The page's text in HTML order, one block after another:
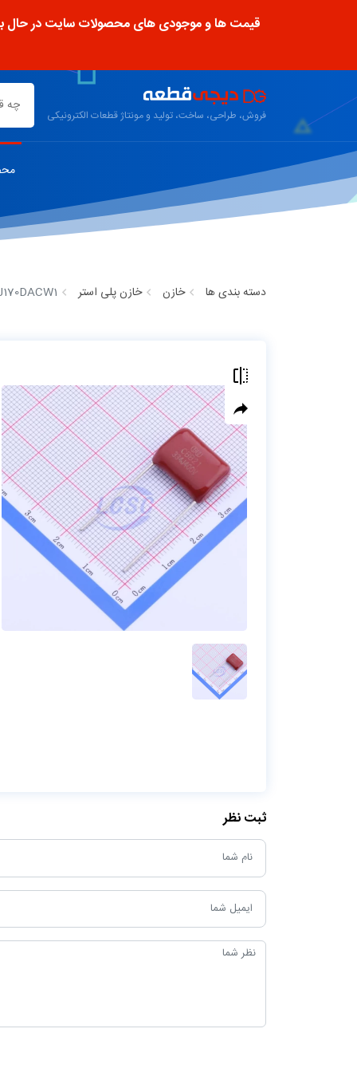
قیمت ها و موجودی های محصولات سایت در حال به
فروش، طراحی، ساخت، تولید و مونتاژ قطعات الکترونیکی
دسته بندی ها خازن خازن پلی استر
ثبت نظر